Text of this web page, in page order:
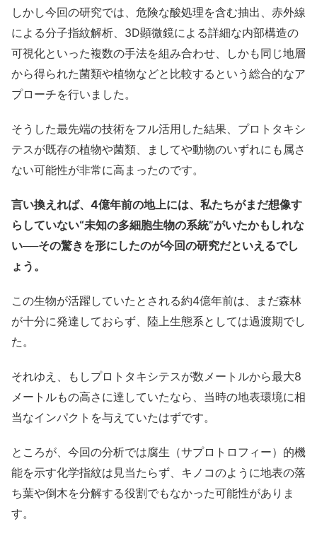
しかし今回の研究では、危険な酸処理を含む抽出、赤外線
による分子指紋解析、3D顕微鏡による詳細な内部構造の
可視化といった複数の手法を組み合わせ、しかも同じ地層
から得られた菌類や植物などと比較するという総合的なア
プローチを行いました。
そうした最先端の技術をフル活用した結果、プロトタキシ
テスが既存の植物や菌類、ましてや動物のいずれにも属さ
ない可能性が非常に高まったのです。
言い換えれば、4億年前の地上には、私たちがまだ想像す
らしていない“未知の多細胞生物の系統”がいたかもしれな
い──その驚きを形にしたのが今回の研究だといえるでし
ょう。
この生物が活躍していたとされる約4億年前は、まだ森林
が十分に発達しておらず、陸上生態系としては過渡期でし
た。
それゆえ、もしプロトタキシテスが数メートルから最大8
メートルもの高さに達していたなら、当時の地表環境に相
当なインパクトを与えていたはずです。
ところが、今回の分析では腐生（サプロトロフィー）的機
能を示す化学指紋は見当たらず、キノコのように地表の落
ち葉や倒木を分解する役割でもなかった可能性がありま
す。